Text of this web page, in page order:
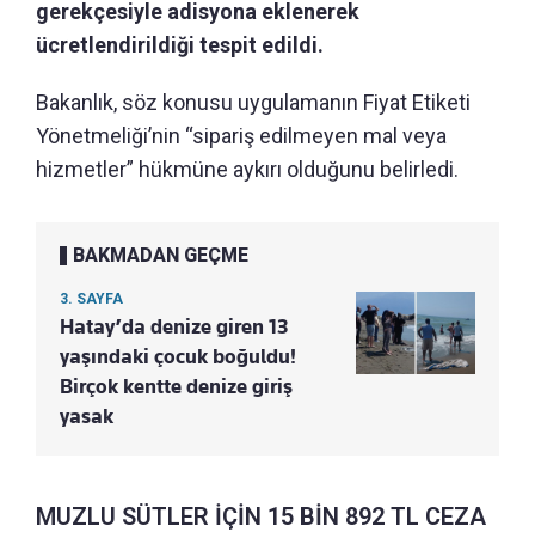
gerekçesiyle adisyona eklenerek
ücretlendirildiği tespit edildi.
Bakanlık, söz konusu uygulamanın Fiyat Etiketi
Yönetmeliği’nin “sipariş edilmeyen mal veya
hizmetler” hükmüne aykırı olduğunu belirledi.
BAKMADAN GEÇME
3. SAYFA
Hatay’da denize giren 13
yaşındaki çocuk boğuldu!
Birçok kentte denize giriş
yasak
MUZLU SÜTLER İÇİN 15 BİN 892 TL CEZA